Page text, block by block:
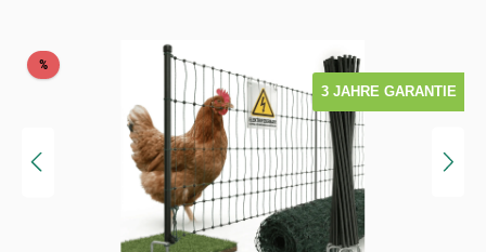
Bildergalerie überspringen
3 JAHRE GARANTIE
%Rabatt